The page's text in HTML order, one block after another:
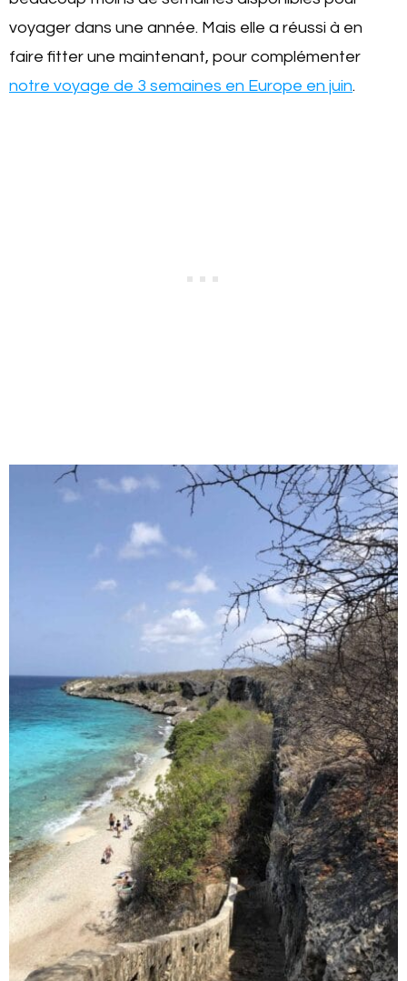
voyager dans une année. Mais elle a réussi à en
faire fitter une maintenant, pour complémenter
notre voyage de 3 semaines en Europe en juin.